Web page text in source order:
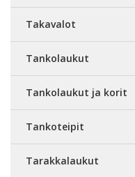
Takavalot
Tankolaukut
Tankolaukut ja korit
Tankoteipit
Tarakkalaukut